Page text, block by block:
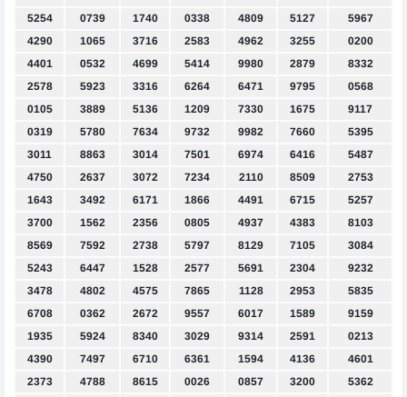
5254
0739 1740 0338 4809 5127
5967
4290
1065 3716 2583 4962 3255
0200
4401
0532 4699 5414 9980 2879
8332
2578
5923 3316 6264 6471 9795
0568
0105
3889 5136 1209 7330 1675
9117
0319
5780 7634 9732 9982 7660
5395
3011
8863 3014 7501 6974 6416
5487
4750
2637 3072 7234 2110 8509
2753
1643
3492 6171 1866 4491 6715
5257
3700
1562 2356 0805 4937 4383
8103
8569
7592 2738 5797 8129 7105
3084
5243
6447 1528 2577 5691 2304
9232
3478
4802 4575 7865 1128 2953
5835
6708
0362 2672 9557 6017 1589
9159
1935
5924 8340 3029 9314 2591
0213
4390
7497 6710 6361 1594 4136
4601
2373
4788 8615 0026 0857 3200
5362